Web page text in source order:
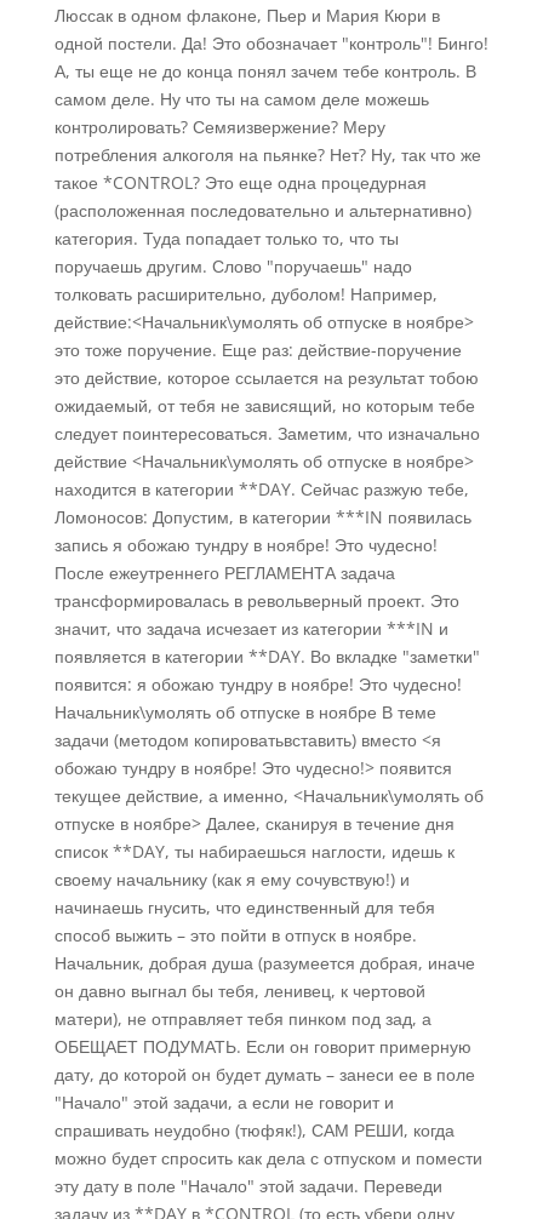
Люссак в одном флаконе, Пьер и Мария Кюри в
одной постели. Да! Это обозначает "контроль"! Бинго!
А, ты еще не до конца понял зачем тебе контроль. В
самом деле. Ну что ты на самом деле можешь
контролировать? Семяизвержение? Меру
потребления алкоголя на пьянке? Нет? Ну, так что же
такое *CONTROL? Это еще одна процедурная
(расположенная последовательно и альтернативно)
категория. Туда попадает только то, что ты
поручаешь другим. Слово "поручаешь" надо
толковать расширительно, дуболом! Например,
действие:<Начальник\умолять об отпуске в ноябре>
это тоже поручение. Еще раз: действие-поручение
это действие, которое ссылается на результат тобою
ожидаемый, от тебя не зависящий, но которым тебе
следует поинтересоваться. Заметим, что изначально
действие <Начальник\умолять об отпуске в ноябре>
находится в категории **DAY. Сейчас разжую тебе,
Ломоносов: Допустим, в категории ***IN появилась
запись я обожаю тундру в ноябре! Это чудесно!
После ежеутреннего РЕГЛАМЕНТА задача
трансформировалась в револьверный проект. Это
значит, что задача исчезает из категории ***IN и
появляется в категории **DAY. Во вкладке "заметки"
появится: я обожаю тундру в ноябре! Это чудесно!
Начальник\умолять об отпуске в ноябре В теме
задачи (методом копироватьвставить) вместо <я
обожаю тундру в ноябре! Это чудесно!> появится
текущее действие, а именно, <Начальник\умолять об
отпуске в ноябре> Далее, сканируя в течение дня
список **DAY, ты набираешься наглости, идешь к
своему начальнику (как я ему сочувствую!) и
начинаешь гнусить, что единственный для тебя
способ выжить – это пойти в отпуск в ноябре.
Начальник, добрая душа (разумеется добрая, иначе
он давно выгнал бы тебя, ленивец, к чертовой
матери), не отправляет тебя пинком под зад, а
ОБЕЩАЕТ ПОДУМАТЬ. Если он говорит примерную
дату, до которой он будет думать – занеси ее в поле
"Начало" этой задачи, а если не говорит и
спрашивать неудобно (тюфяк!), САМ РЕШИ, когда
можно будет спросить как дела с отпуском и помести
эту дату в поле "Начало" этой задачи. Переведи
задачу из **DAY в *CONTROL (то есть убери одну